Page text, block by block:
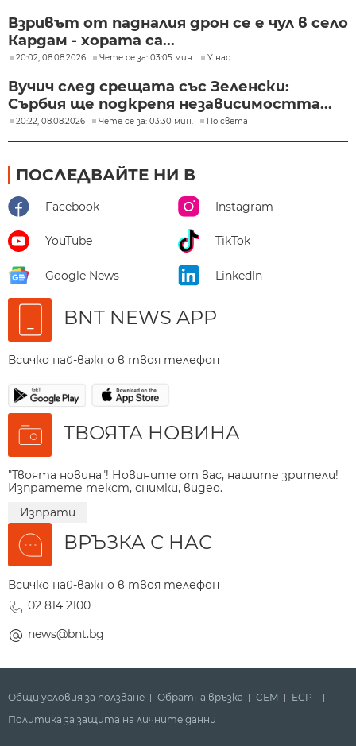
Взривът от падналия дрон се е чул в село
Кардам - хората са...
20:02, 08.08.2026 Чете се за: 03:05 мин. У нас
Вучич след срещата със Зеленски:
Сърбия ще подкрепя независимостта...
20:22, 08.08.2026 Чете се за: 03:30 мин. По света
ПОСЛЕДВАЙТЕ НИ В
Facebook Instagram
YouTube TikTok
Google News LinkedIn
BNT NEWS APP
Всичко най-важно в твоя телефон
ТВОЯТА НОВИНА
"Твоята новина"! Новините от вас, нашите зрители!
Изпратете текст, снимки, видео.
Изпрати
ВРЪЗКА С НАС
Всичко най-важно в твоя телефон
02 814 2100
news@bnt.bg
Общи условия за ползване Обратна връзка СЕМ
ECPT
Политика за защита на личните данни